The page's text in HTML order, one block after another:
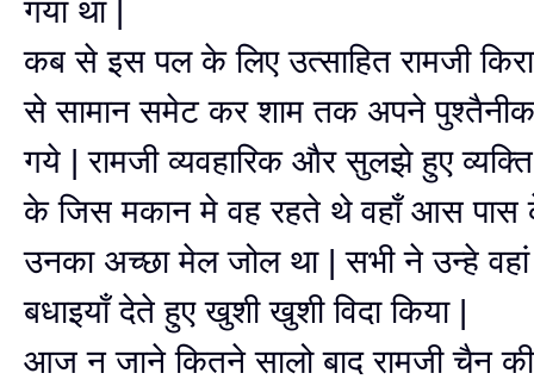
गया था |
कब से इस पल के लिए उत्साहित रामजी
से सामान समेट कर शाम तक अपने
गये | रामजी व्यवहारिक और सुलझे हुए
के जिस मकान मे वह रहते थे वहाँ आस पास
उनका अच्छा मेल जोल था | सभी ने उन्हे
बधाइयाँ देते हुए खुशी खुशी विदा किया |
आज न जाने कितने सालो बाद रामजी चैन